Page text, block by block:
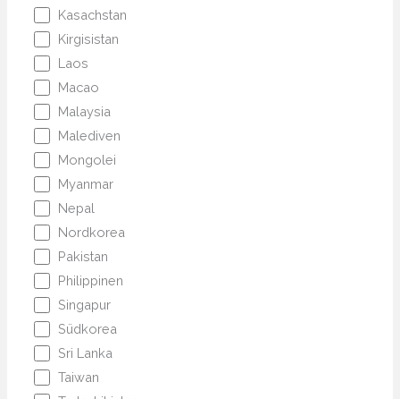
Kasachstan
Kirgisistan
Laos
Macao
Malaysia
Malediven
Mongolei
Myanmar
Nepal
Nordkorea
Pakistan
Philippinen
Singapur
Südkorea
Sri Lanka
Taiwan